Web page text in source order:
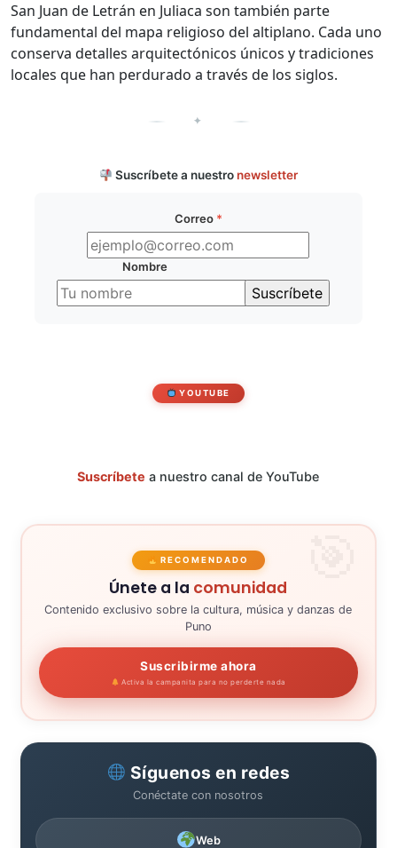
San Juan de Letrán en Juliaca son también parte
fundamental del mapa religioso del altiplano. Cada uno
conserva detalles arquitectónicos únicos y tradiciones
locales que han perdurado a través de los siglos.
✦
Suscríbete a nuestro newsletter
Correo *
Nombre
YOUTUBE
Suscríbete a nuestro canal de YouTube
RECOMENDADO
Únete a la comunidad
Contenido exclusivo sobre la cultura, música y danzas de
Puno
Suscribirme ahora
Activa la campanita para no perderte nada
Síguenos en redes
Conéctate con nosotros
Web